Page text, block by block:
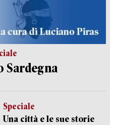
Sardegna
Speciale
Una città e le sue storie